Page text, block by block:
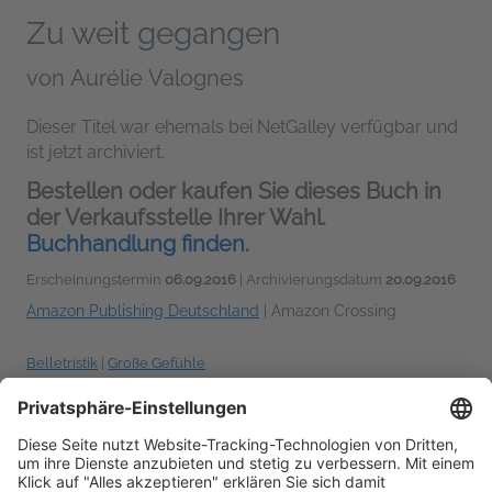
Zu weit gegangen
von Aurélie Valognes
Dieser Titel war ehemals bei NetGalley verfügbar und
ist jetzt archiviert.
Bestellen oder kaufen Sie dieses Buch in
der Verkaufsstelle Ihrer Wahl.
Buchhandlung finden.
Erscheinungstermin 06.09.2016 | Archivierungsdatum 20.09.2016
Amazon Publishing Deutschland Amazon Crossing
Belletristik Große Gefühle
Sprechen Sie über dieses Buch? Dann nutzen Sie dabei
#ZuWeitGegangen #NetGalleyDE!Weitere Hashtag-
Tipps